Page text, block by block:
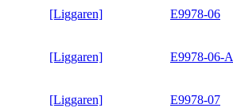
[Liggaren] E9978-06
[Liggaren] E9978-06-A
[Liggaren] E9978-07